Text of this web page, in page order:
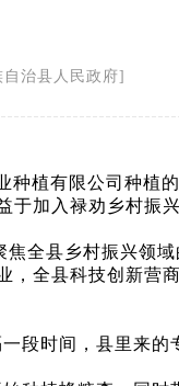
县人民政府]
种植有限公司种植
于加入禄劝乡村振
全县乡村振兴领
，全县科技创新营
段时间，县里来的